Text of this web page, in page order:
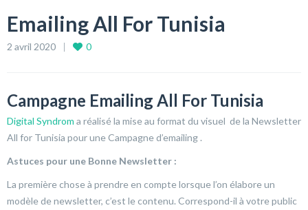
Emailing All For Tunisia
2 avril 2020 0
Campagne Emailing All For Tunisia
Digital Syndrom a réalisé la mise au format du visuel de la Newsletter
All for Tunisia pour une Campagne d’emailing .
Astuces pour une Bonne Newsletter :
La première chose à prendre en compte lorsque l’on élabore un
modèle de newsletter, c’est le contenu. Correspond-il à votre public